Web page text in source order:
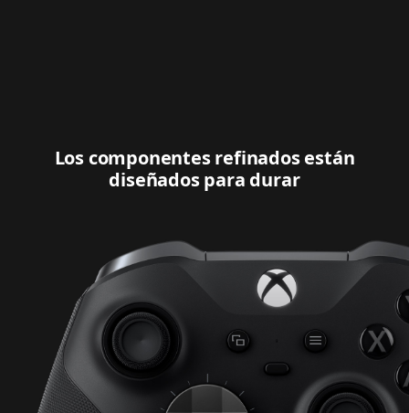
Los componentes refinados están
diseñados para durar